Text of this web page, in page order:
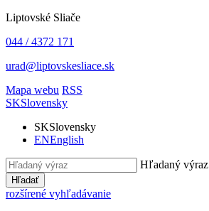
Liptovské Sliače
044 / 4372 171
urad@liptovskesliace.sk
Mapa webu RSS
SKSlovensky
SKSlovensky
ENEnglish
Hľadaný výraz
Hľadať
rozšírené vyhľadávanie